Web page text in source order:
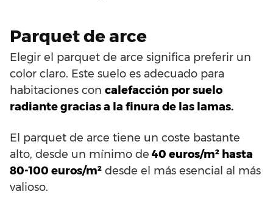
Parquet de arce
Elegir el parquet de arce significa preferir un
color claro. Este suelo es adecuado para
habitaciones con calefacción por suelo
radiante gracias a la finura de las lamas.
El parquet de arce tiene un coste bastante
alto, desde un mínimo de 40 euros/m² hasta
80-100 euros/m² desde el más esencial al más
valioso.